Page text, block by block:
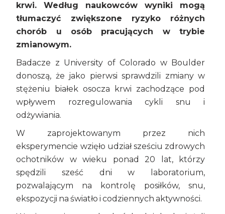
krwi. Według naukowców wyniki mogą
tłumaczyć zwiększone ryzyko różnych
chorób u osób pracujących w trybie
zmianowym.
Badacze z University of Colorado w Boulder
donoszą, że jako pierwsi sprawdzili zmiany w
stężeniu białek osocza krwi zachodzące pod
wpływem rozregulowania cykli snu i
odżywiania.
W zaprojektowanym przez nich
eksperymencie wzięło udział sześciu zdrowych
ochotników w wieku ponad 20 lat, którzy
spędzili sześć dni w laboratorium,
pozwalającym na kontrolę posiłków, snu,
ekspozycji na światło i codziennych aktywności.